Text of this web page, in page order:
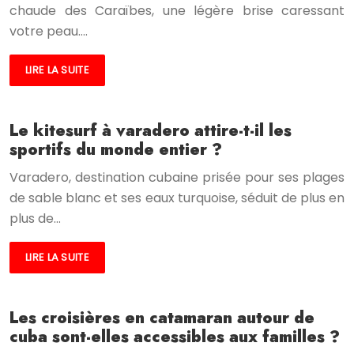
chaude des Caraïbes, une légère brise caressant
votre peau….
LIRE LA SUITE
Le kitesurf à varadero attire-t-il les
sportifs du monde entier ?
Varadero, destination cubaine prisée pour ses plages
de sable blanc et ses eaux turquoise, séduit de plus en
plus de…
LIRE LA SUITE
Les croisières en catamaran autour de
cuba sont-elles accessibles aux familles ?